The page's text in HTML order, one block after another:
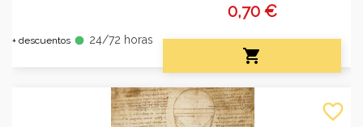
+ descuentos fiber_manual_record 24/72 horas
0,70 €

favorite_border